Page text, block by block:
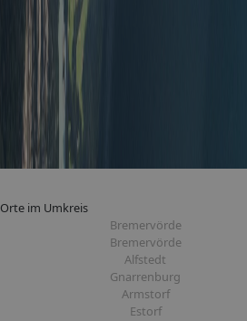
Orte im Umkreis
Bremervörde
Bremervörde
Alfstedt
Gnarrenburg
Armstorf
Estorf